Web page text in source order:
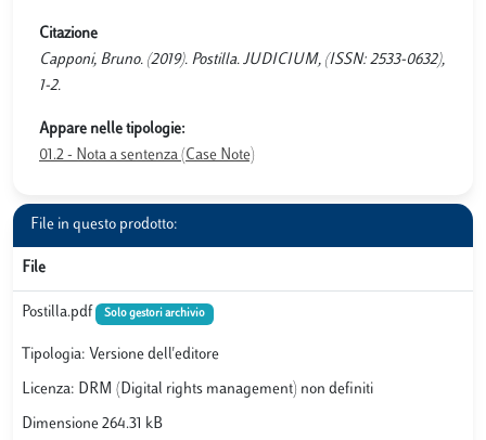
Citazione
Capponi, Bruno. (2019). Postilla. JUDICIUM, (ISSN: 2533-0632),
1-2.
Appare nelle tipologie:
01.2 - Nota a sentenza (Case Note)
File in questo prodotto:
File
Postilla.pdf Solo gestori archivio
Tipologia: Versione dell'editore
Licenza: DRM (Digital rights management) non definiti
Dimensione 264.31 kB